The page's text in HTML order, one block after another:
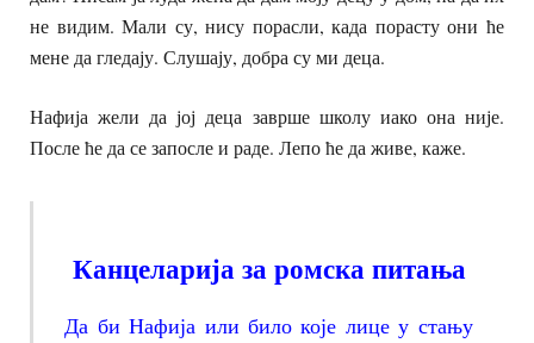
не видим. Мали су, нису порасли, када порасту они ће
мене да гледају. Слушају, добра су ми деца.
Нафија жели да јој деца заврше школу иако она није.
После ће да се запосле и раде. Лепо ће да живе, каже.
Канцеларија за ромска питања
Да би Нафија или било које лице у стању